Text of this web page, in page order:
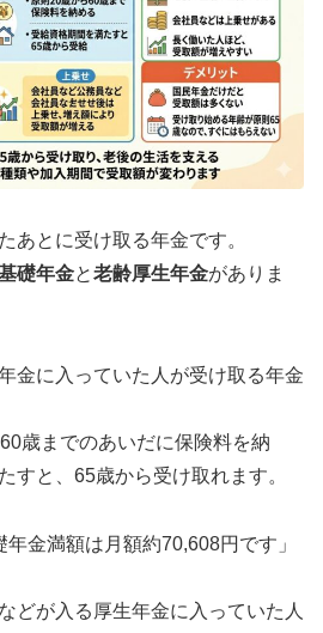
あとに受け取る年金です。
礎年金と老齢厚生年金がありま
金に入っていた人が受け取る年金
歳までのあいだに保険料を納
すと、65歳から受け取れます。
年金満額は月額約70,608円です」
どが入る厚生年金に入っていた人